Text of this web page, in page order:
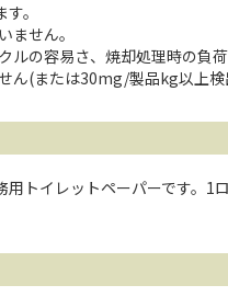
。
ません。
ルの容易さ、焼却処理時の負
ん(または30mg/製品kg以上
トイレットペーパーです。